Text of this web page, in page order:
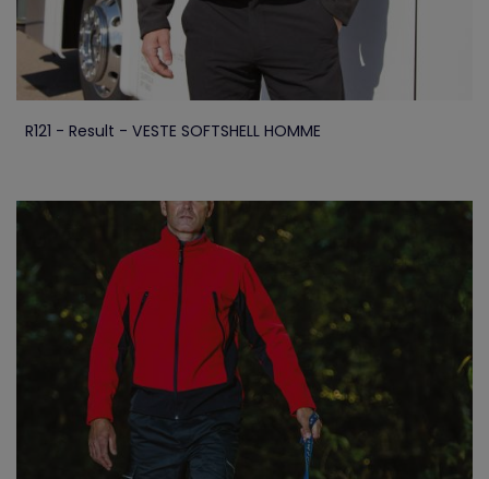
R121 - Result - VESTE SOFTSHELL HOMME